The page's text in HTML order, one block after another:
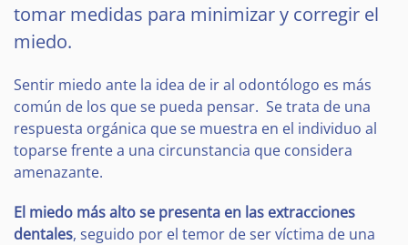
tomar medidas para minimizar y corregir el
miedo.
Sentir miedo ante la idea de ir al odontólogo es más
común de los que se pueda pensar. Se trata de una
respuesta orgánica que se muestra en el individuo al
toparse frente a una circunstancia que considera
amenazante.
El miedo más alto se presenta en las extracciones
dentales, seguido por el temor de ser víctima de una